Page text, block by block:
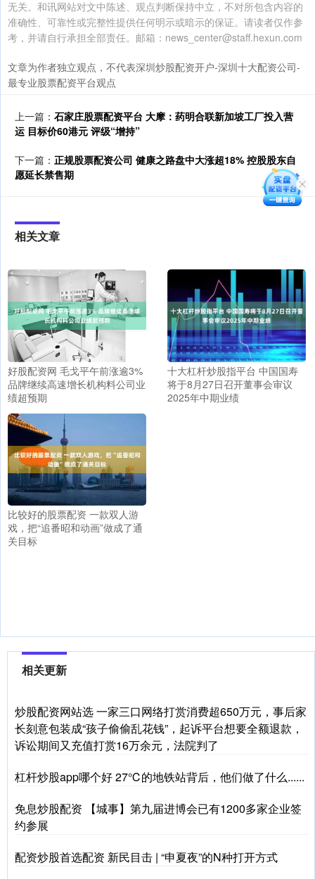
无关。和讯网站对文中陈述、观点判断保持中立，不对所包含内容的
准确性、可靠性或完整性提供任何明示或暗示的保证。请读者仅作参
考，并请自行承担全部责任。邮箱：news_center@staff.hexun.com
文章为作者独立观点，不代表深圳炒股配资开户-深圳十大配资公司-
最专业股票配资平台观点
上一篇： 石家庄股票配资平台 大摩：药明合联新加坡工厂投入营
运 目标价60港元 评级“增持”
下一篇： 正规股票配资公司 健康之路盘中大涨超18% 控股股东自
愿延长禁售期
相关文章
好股配资网 毛戈平午前涨逾3%
品牌继续高速增长机构料公司业
绩超预期
十大杠杆炒股指平台 中国国寿
将于8月27日召开董事会审议
2025年中期业绩
比较好的股票配资 一款双人游
戏，把“追番昭和动画”做成了通
关目标
相关更新
炒股配资网站选 一家三口网络打赏消费超650万元，事后家
长刻意包装成“孩子偷偷乱花钱”，起诉平台想要全额退款，
诉讼期间又充值打赏16万余元，法院判了
杠杆炒股app哪个好 27℃的地铁站背后，他们做了什么......
免息炒股配资 【城事】第九届进博会已有1200多家企业签
约参展
配资炒股首选配资 新民目击 | “申夏夜”的N种打开方式